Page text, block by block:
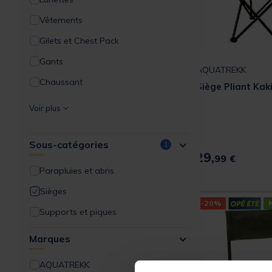
Vêtements
Gilets et Chest Pack
Gants
Chaussant
Goodies et idées cadeaux
Bagagerie, rangement, transport
Énergie et éclairage
Pêche à l'aimant
Voir plus
Sous-catégories 1
Parapluies et abris
Sièges
Supports et piques
Marques
AQUATREKK
AQUATREKK
Siège Pliant
29,99 €
-20%